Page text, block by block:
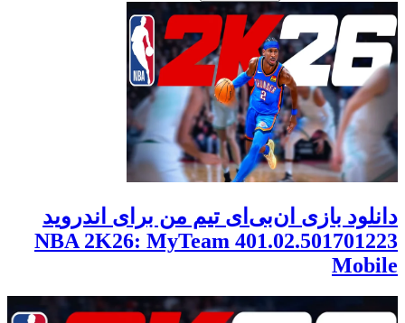
دانلود بازی ان‌بی‌ای تیم من برای اندروید
401.02.501701223 NBA 2K26: MyTeam
Mobile